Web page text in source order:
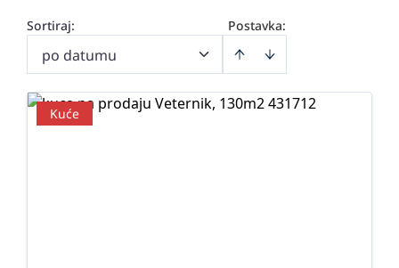
Postavka:
Sortiraj:
po datumu
Kuće